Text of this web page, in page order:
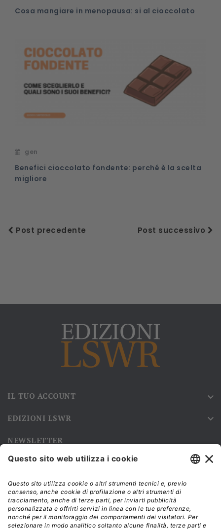
Cosa mangiare in menopausa: si al cioccolato
gen
Benefici cioccolato fondente: perché è la scelta
migliore
Post precedente Post successivo
IL TUO ACCOUNT 
EDIZIONI LSWR 
NEWSLETTER
Iscriviti alla nostra newsletter e rimani sempre aggiornato sulle
Modalità di acquisto e tempi di spedizione